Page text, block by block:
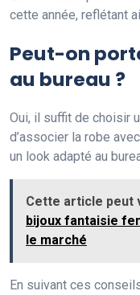
cette année, reflétant
Peut-on
au bureau ?
Oui, il suffit de choisir
d’associer la robe
un look adapté au
Cette article peut
bijoux fantaisie
le marché
En suivant ces